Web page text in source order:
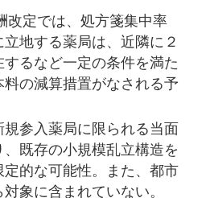
改定では、処方箋集中率
地する薬局は、近隣に２
するなど一定の条件を満た
の減算措置がなされる予
規参入薬局に限られる当面
既存の小規模乱立構造を
定的な可能性。また、都市
象に含まれていない。